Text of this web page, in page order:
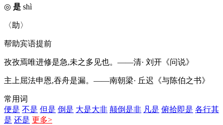
◎ 是 shì
〈助〉
帮助宾语提前
孜孜焉唯进修是急,未之多见也。——清· 刘开《问说》
主上屈法申恩,吞舟是漏。——南朝梁· 丘迟《与陈伯之书》
常用词
便是 不是 但是 倒是 大是大非 颠倒是非 凡是 俯拾即是 各行其
是 还是 更多>